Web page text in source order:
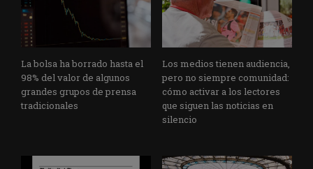
La bolsa ha borrado hasta el
98% del valor de algunos
grandes grupos de prensa
tradicionales
Los medios tienen audiencia,
pero no siempre comunidad:
cómo activar a los lectores
que siguen las noticias en
silencio